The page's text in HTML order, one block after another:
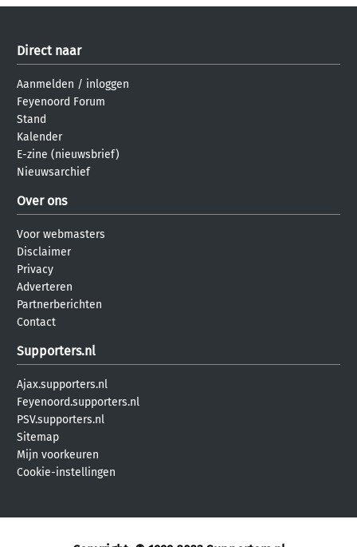
Direct naar
Aanmelden / inloggen
Feyenoord Forum
Stand
Kalender
E-zine (nieuwsbrief)
Nieuwsarchief
Over ons
Voor webmasters
Disclaimer
Privacy
Adverteren
Partnerberichten
Contact
Supporters.nl
Ajax.supporters.nl
Feyenoord.supporters.nl
PSV.supporters.nl
Sitemap
Mijn voorkeuren
Cookie-instellingen